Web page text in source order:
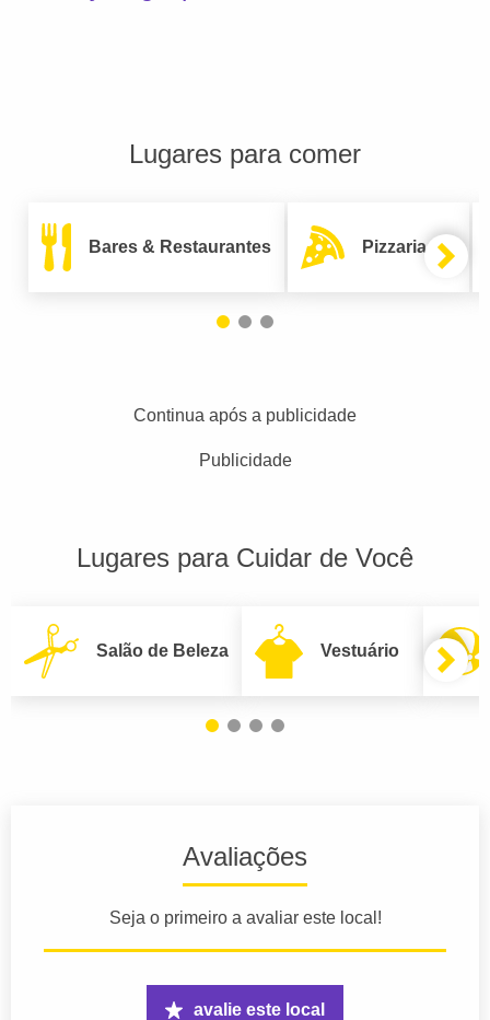
Lugares para comer
Bares & Restaurantes Pizzarias
Continua após a publicidade
Publicidade
Lugares para Cuidar de Você
Salão de Beleza Vestuário
Avaliações
Seja o primeiro a avaliar este local!
avalie este local